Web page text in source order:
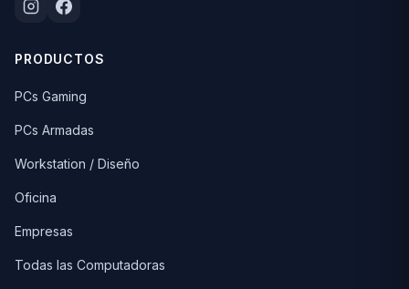
PRODUCTOS
PCs Gaming
PCs Armadas
Workstation / Diseño
Oficina
Empresas
Todas las Computadoras